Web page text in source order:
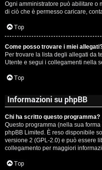
Ogni amministratore può abilitare o
di ciò che è permesso caricare,
Top
Come posso trovare i miei
Per trovare la lista degli allegati da
Utente e segui i collegamenti nella
Top
Informazioni su phpBB
Chi ha scritto questo programma?
Questo programma (nella sua
phpBB Limited . È reso disponibile
versione 2 (GPL-2.0) e può essere
collegamento per maggiori
Top